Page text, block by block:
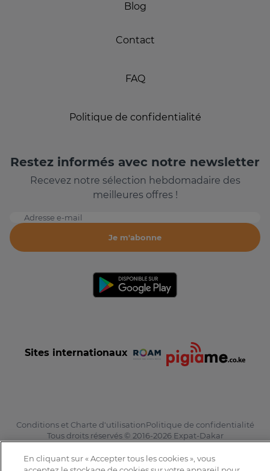
Blog
Contact
FAQ
Politique de confidentialité
Restez informés avec notre newsletter
Recevez notre sélection hebdomadaire des
meilleures offres !
Adresse e-mail
Je m'abonne
Sites internationaux
Conditions et Charte d'utilisationPolitique de confidentialité
Tous droits réservés © 2016-2026 Expat-Dakar
En cliquant sur « Accepter tous les cookies », vous